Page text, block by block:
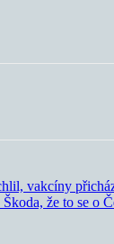
vakcíny
že to se o